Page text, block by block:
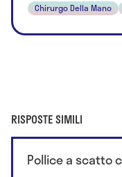
Chirurgo Della Mano
RISPOSTE SIMILI
Pollice a scatto